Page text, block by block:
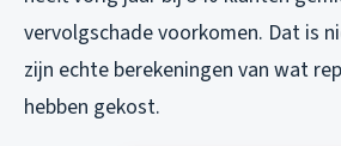
vervolgschade voorkomen. Dat is
zijn echte berekeningen van wat
hebben gekost.